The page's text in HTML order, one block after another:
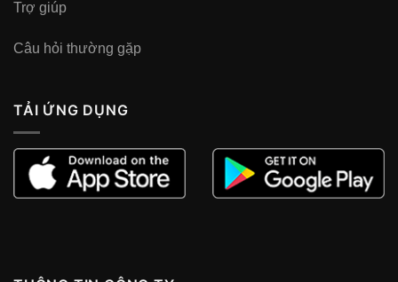
Trợ giúp
Câu hỏi thường gặp
TẢI ỨNG DỤNG